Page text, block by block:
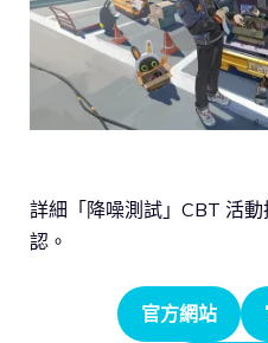
詳細「降噪測試」CBT 活
認。
官方網站